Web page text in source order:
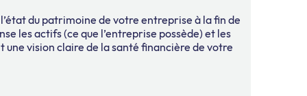
du patrimoine de votre entreprise à la fin de
les actifs (ce que l’entreprise possède) et les
une vision claire de la santé financière de votre